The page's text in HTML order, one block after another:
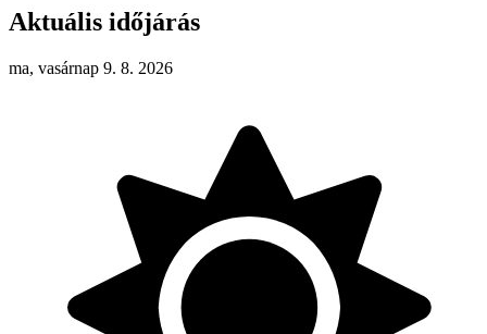
Aktuális időjárás
ma, vasárnap 9. 8. 2026